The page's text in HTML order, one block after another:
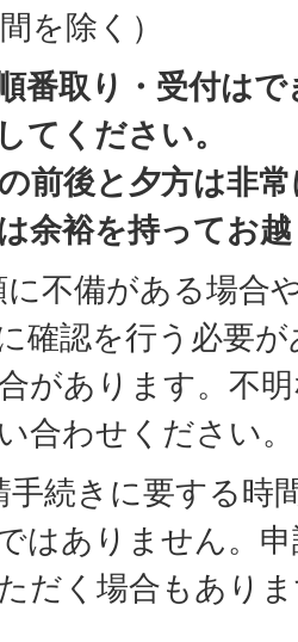
を除く）
番取り・受付は
てください。
前後と夕方は非
余裕を持ってお
に不備がある場合
確認を行う必要
があります。不
合わせください。
手続きに要する時
はありません。
だく場合もあり